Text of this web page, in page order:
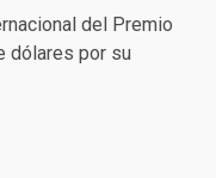
del Premio
dólares por su